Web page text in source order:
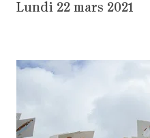
Lundi 22 mars 2021